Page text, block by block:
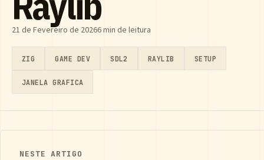
21 de Fevereiro de 20266 min de leitura
ZIG GAME DEV SDL2 RAYLIB SETUP
JANELA GRAFICA
NESTE ARTIGO